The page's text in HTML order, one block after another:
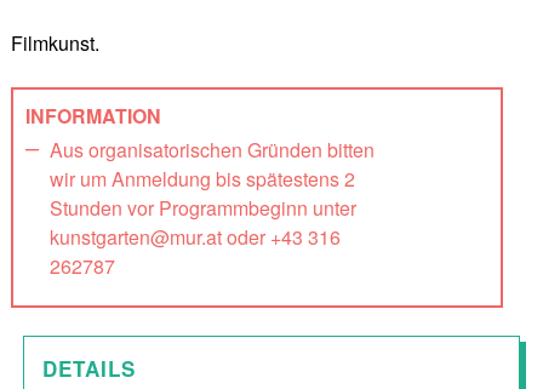
Filmkunst.
INFORMATION
Aus organisatorischen Gründen bitten
wir um Anmeldung bis spätestens 2
Stunden vor Programmbeginn unter
kunstgarten@mur.at oder +43 316
262787
DETAILS